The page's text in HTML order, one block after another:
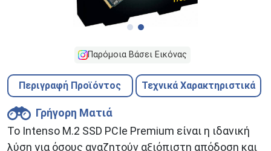
Παρόμοια Βάσει Εικόνας
Περιγραφή Προϊόντος Τεχνικά Χαρακτηριστικά
Γρήγορη Ματιά
Το Intenso M.2 SSD PCIe Premium είναι η ιδανική
λύση για όσους αναζητούν αξιόπιστη απόδοση και